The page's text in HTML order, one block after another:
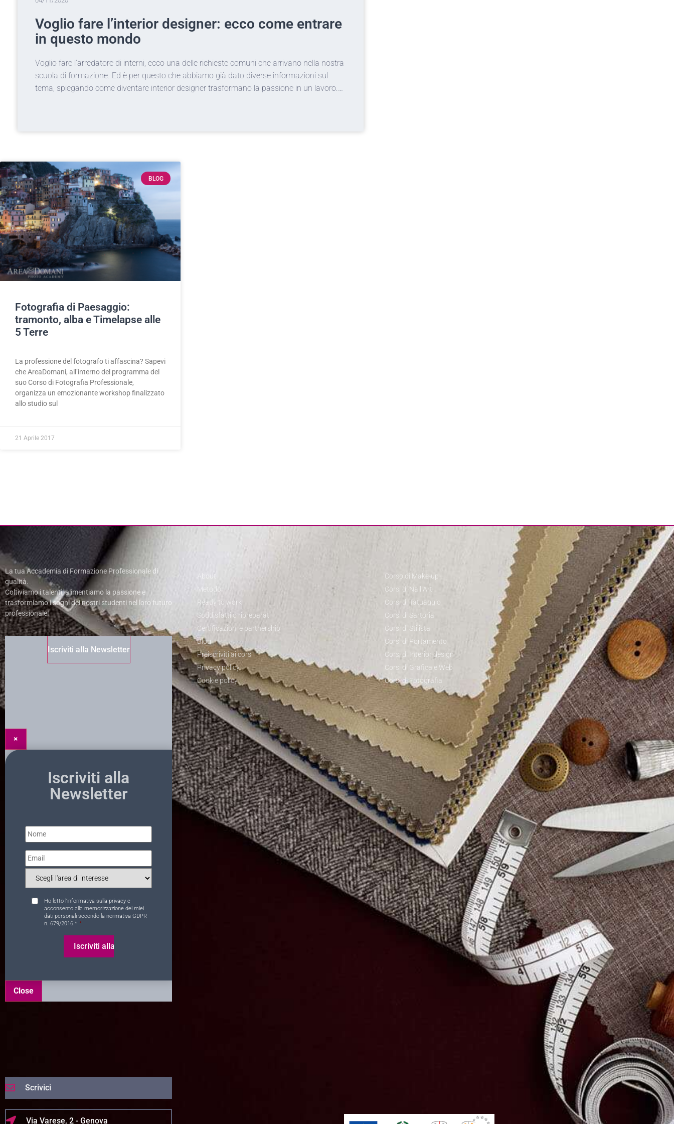
Voglio fare l’interior designer: ecco come entrare
in questo mondo
Voglio fare l'arredatore di interni, ecco una delle richieste comuni che arrivano nella nostra
scuola di formazione. Ed è per questo che abbiamo già dato diverse informazioni sul
tema, spiegando come diventare interior designer trasformano la passione in un lavoro.…
BLOG
Fotografia di Paesaggio:
tramonto, alba e Timelapse alle
5 Terre
La professione del fotografo ti affascina? Sapevi
che AreaDomani, all’interno del programma del
suo Corso di Fotografia Professionale,
organizza un emozionante workshop finalizzato
allo studio sul
21 Aprile 2017
La tua Accademia di Formazione Professionale di
qualità.
Coltiviamo i talenti, alimentiamo la passione e
trasformiamo i sogni dei nostri studenti nel loro futuro
professionale!
Iscriviti alla Newsletter
×
Iscriviti alla
Newsletter
Nome *
Email *
Consent *
Ho letto l’informativa sulla privacy e
acconsento alla memorizzazione dei miei
dati personali secondo la normativa GDPR
n. 679/2016.* *
Close
Scrivici
Via Varese, 2 - Genova
About
Metodo
Ready to work
Soddisfatti o ripreparati
Certificazioni e partnership
Blog
Preiscriviti ai corsi
Privacy policy
Cookie policy
Corso di Make-up
Corsi di Nail Art
Corsi di Tatuaggio
Corsi di Sartoria
Corsi di Stilista
Corsi di Portamento
Corsi di Interior design
Corsi di Grafica e Web
Corsi di Fotografia